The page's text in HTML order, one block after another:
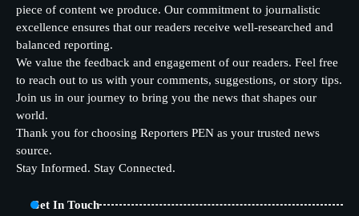
piece of content we produce. Our commitment to journalistic
excellence ensures that our readers receive well-researched and
balanced reporting.
We value the feedback and engagement of our readers. Feel free
to reach out to us with your comments, suggestions, or story tips.
Join us in our journey to bring you the news that shapes our
world.
Thank you for choosing Reporters PEN as your trusted news
source.
Stay Informed. Stay Connected.
Get In Touch